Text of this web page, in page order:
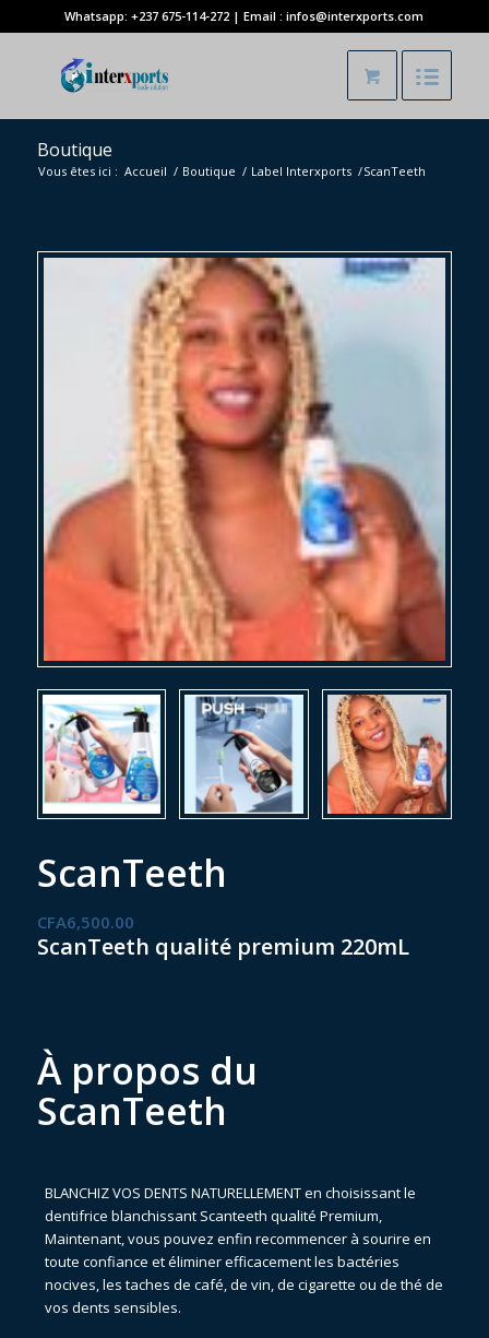
Whatsapp: +237 675-114-272 | Email : infos@interxports.com
Boutique
Vous êtes ici : Accueil / Boutique / Label Interxports /ScanTeeth
ScanTeeth
CFA6,500.00
ScanTeeth qualité premium 220mL
À propos du
ScanTeeth
BLANCHIZ VOS DENTS NATURELLEMENT en choisissant le
dentifrice blanchissant Scanteeth qualité Premium,
Maintenant, vous pouvez enfin recommencer à sourire en
toute confiance et éliminer efficacement les bactéries
nocives, les taches de café, de vin, de cigarette ou de thé de
vos dents sensibles.